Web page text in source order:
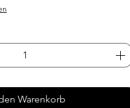
Warenkorb